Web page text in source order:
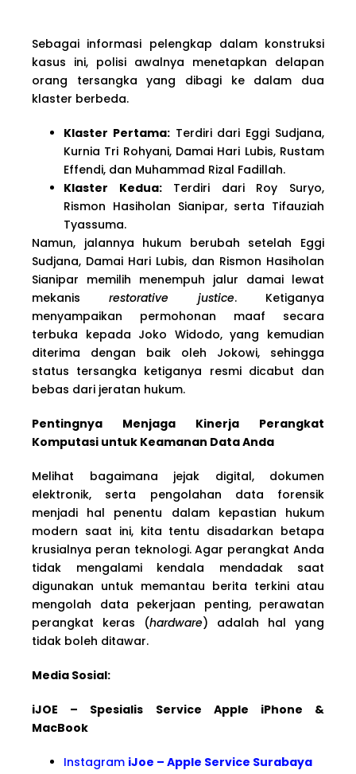
Sebagai informasi pelengkap dalam konstruksi
kasus ini, polisi awalnya menetapkan delapan
orang tersangka yang dibagi ke dalam dua
klaster berbeda.
Klaster Pertama:Terdiri dari Eggi Sudjana,
Kurnia Tri Rohyani, Damai Hari Lubis, Rustam
Effendi, dan Muhammad Rizal Fadillah.
Klaster Kedua:Terdiri dari Roy Suryo,
Rismon Hasiholan Sianipar, serta Tifauziah
Tyassuma.
Namun, jalannya hukum berubah setelah Eggi
Sudjana, Damai Hari Lubis, dan Rismon Hasiholan
Sianipar memilih menempuh jalur damai lewat
mekanisrestorative justice. Ketiganya
menyampaikan permohonan maaf secara
terbuka kepada Joko Widodo, yang kemudian
diterima dengan baik oleh Jokowi, sehingga
status tersangka ketiganya resmi dicabut dan
bebas dari jeratan hukum.
Pentingnya Menjaga Kinerja Perangkat
Komputasi untuk Keamanan Data Anda
Melihat bagaimana jejak digital, dokumen
elektronik, serta pengolahan data forensik
menjadi hal penentu dalam kepastian hukum
modern saat ini, kita tentu disadarkan betapa
krusialnya peran teknologi. Agar perangkat Anda
tidak mengalami kendala mendadak saat
digunakan untuk memantau berita terkini atau
mengolah data pekerjaan penting, perawatan
perangkat keras (hardware) adalah hal yang
tidak boleh ditawar.
Media Sosial:
iJOE – Spesialis Service Apple iPhone &
MacBook
Instagram iJoe – Apple Service Surabaya